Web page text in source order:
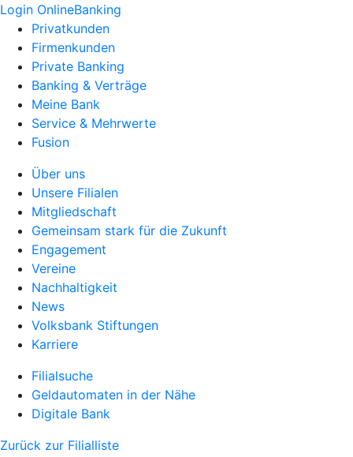
Login OnlineBanking
Privatkunden
Firmenkunden
Private Banking
Banking & Verträge
Meine Bank
Service & Mehrwerte
Fusion
Über uns
Unsere Filialen
Mitgliedschaft
Gemeinsam stark für die Zukunft
Engagement
Vereine
Nachhaltigkeit
News
Volksbank Stiftungen
Karriere
Filialsuche
Geldautomaten in der Nähe
Digitale Bank
Zurück zur Filialliste